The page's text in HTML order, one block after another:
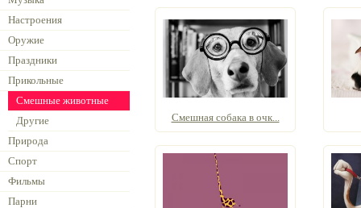
Настроения
Оружие
Праздники
Прикольные
Смешные животные
Другие
Природа
Спорт
Фильмы
Парни
Смешная собака в очк...